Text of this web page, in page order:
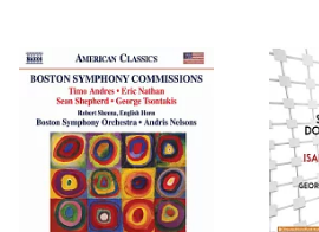
全國中級註冊安全工程師職
考試配套輔導用書編寫組
FLIPFLOPs(60)
人民文學出版社(529)
Linfair Records Limited(505)
青文(502) 時報出版
其他 (可複選)
現在可購買商品(42016)
Cracow Philharmonic
Orchestra, Cracow
Philharmonic Chorus (2CD))